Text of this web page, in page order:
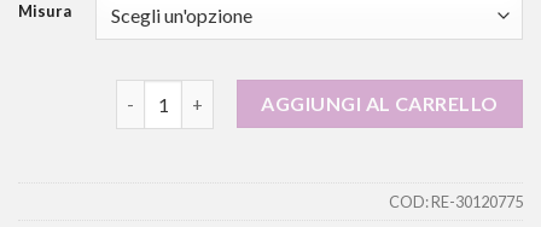
Misura
piumino donna verde quantitàAGGIUNGI AL CARRELLO
COD:RE-30120775